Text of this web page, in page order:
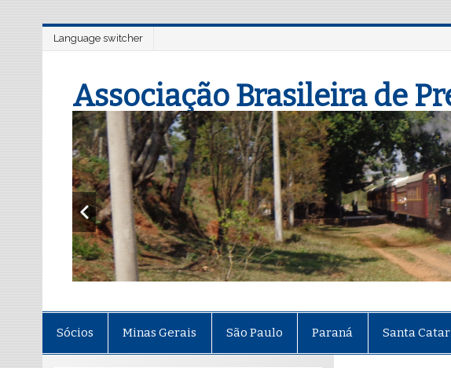
Language switcher
Associação Brasileira de
Sócios Minas Gerais São Paulo Paraná Santa